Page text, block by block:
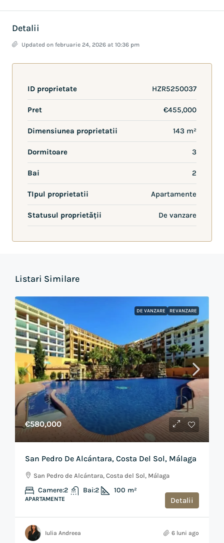
Detalii
Updated on februarie 24, 2026 at 10:36 pm
ID proprietate HZR5250037
Pret €455,000
Dimensiunea proprietatii 143 m²
Dormitoare 3
Bai 2
TIpul proprietatii Apartamente
Statusul proprietății De vanzare
Listari Similare
DE VANZARE REVANZARE
€580,000
San Pedro De Alcántara, Costa Del Sol, Málaga
San Pedro de Alcántara, Costa del Sol, Málaga
Camere:2 Bai:2 100 m²
APARTAMENTE Detalii
Iulia Andreea 6 luni ago